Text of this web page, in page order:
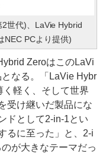
世代)、LaVie Hybrid
NEC PCより提供)
ZeroはこのLaVi
なる。「LaVie Hybr
軽く、そして世界
受け継いだ製品にな
ドとして2-in-1とい
るに至った」と、2-i
が大きなテーマだっ